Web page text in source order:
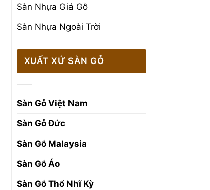
Sàn Nhựa Giả Gỗ
Sàn Nhựa Ngoài Trời
XUẤT XỨ SÀN GỖ
Sàn Gỗ Việt Nam
Sàn Gỗ Đức
Sàn Gỗ Malaysia
Sàn Gỗ Áo
Sàn Gỗ Thổ Nhĩ Kỳ